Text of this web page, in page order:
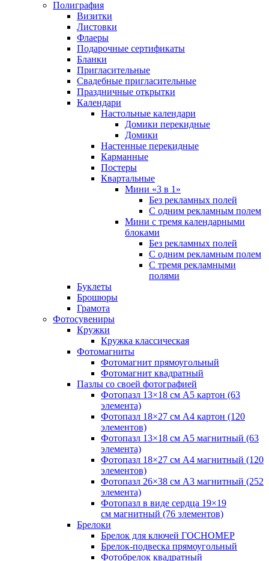
Полиграфия
Визитки
Листовки
Флаеры
Подарочные сертификаты
Бланки
Пригласительные
Свадебные пригласительные
Праздничные открытки
Календари
Настольные календари
Домики перекидные
Домики
Настенные перекидные
Карманные
Постеры
Квартальные
Мини «3 в 1»
Без рекламных полей
С одним рекламным полем
Мини с тремя календарными
блоками
Без рекламных полей
С одним рекламным полем
С тремя рекламными
полями
Буклеты
Брошюры
Грамота
Фотосувениры
Кружки
Кружка классическая
Фотомагниты
Фотомагнит прямоугольный
Фотомагнит квадратный
Пазлы со своей фотографией
Фотопазл 13×18 см А5 картон (63
элемента)
Фотопазл 18×27 см А4 картон (120
элементов)
Фотопазл 13×18 см А5 магнитный (63
элемента)
Фотопазл 18×27 см А4 магнитный (120
элементов)
Фотопазл 26×38 см А3 магнитный (252
элемента)
Фотопазл в виде сердца 19×19
см магнитный (76 элементов)
Брелоки
Брелок для ключей ГОСНОМЕР
Брелок-подвеска прямоугольный
Фотобрелок квадратный